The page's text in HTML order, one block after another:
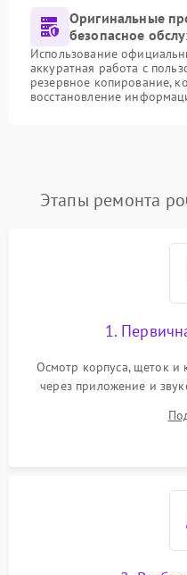
Оригинальные
безопасное
Использование
аккуратная работа с
резервное копирование,
восстановление
Этапы ремонта
1.
Осмотр корпуса, щеток и
через приложение и
аккумулятора и
Оценка работы лидара,